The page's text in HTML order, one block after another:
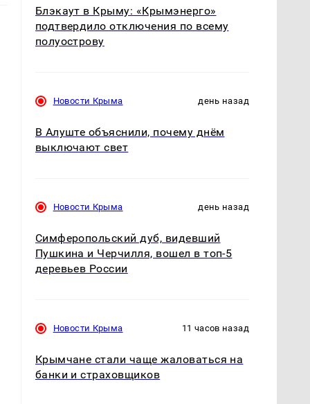
Блэкаут в Крыму: «Крымэнерго»
подтвердило отключения по всему
полуострову
Новости Крыма день назад
В Алуште объяснили, почему днём
выключают свет
Новости Крыма день назад
Симферопольский дуб, видевший
Пушкина и Черчилля, вошел в топ-5
деревьев России
Новости Крыма 11 часов назад
Крымчане стали чаще жаловаться на
банки и страховщиков